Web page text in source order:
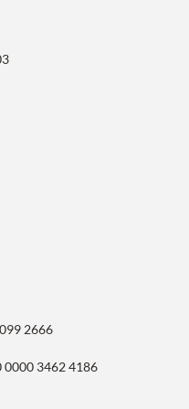
2666
0000 3462 4186